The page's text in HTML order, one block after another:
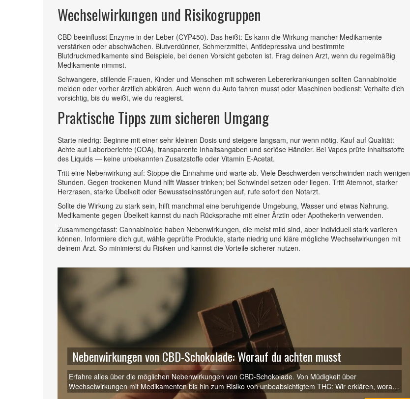
Wechselwirkungen und Risikogruppen
CBD beeinflusst Enzyme in der Leber (CYP450). Das heißt: Es kann die Wirkung mancher Medikamente
verstärken oder abschwächen. Blutverdünner, Schmerzmittel, Antidepressiva und bestimmte
Blutdruckmedikamente sind Beispiele, bei denen Vorsicht geboten ist. Frag deinen Arzt, wenn du regelmäßig
Medikamente nimmst.
Schwangere, stillende Frauen, Kinder und Menschen mit schweren Lebererkrankungen sollten Cannabinoide
meiden oder vorher ärztlich abklären. Auch wenn du Auto fahren musst oder Maschinen bedienst: Verhalte dich
vorsichtig, bis du weißt, wie du reagierst.
Praktische Tipps zum sicheren Umgang
Starte niedrig: Beginne mit einer sehr kleinen Dosis und steigere langsam, nur wenn nötig. Kauf auf Qualität:
Achte auf Laborberichte (COA), transparente Inhaltsangaben und seriöse Händler. Bei Vapes prüfe Inhaltsstoffe
des Liquids — keine unbekannten Zusatzstoffe oder Vitamin E-Acetat.
Tritt eine Nebenwirkung auf: Stoppe die Einnahme und warte ab. Viele Beschwerden verschwinden nach wenigen
Stunden. Gegen trockenen Mund hilft Wasser trinken; bei Schwindel setzen oder liegen. Tritt Atemnot, starker
Herzrasen, starke Übelkeit oder Bewusstseinsstörungen auf, rufe sofort den Notarzt.
Sollte die Wirkung zu stark sein, hilft manchmal eine beruhigende Umgebung, Wasser und etwas Nahrung.
Medikamente gegen Übelkeit kannst du nach Rücksprache mit einer Ärztin oder Apothekerin verwenden.
Zusammengefasst: Cannabinoide haben Nebenwirkungen, die meist mild sind, aber individuell stark variieren
können. Informiere dich gut, wähle geprüfte Produkte, starte niedrig und kläre mögliche Wechselwirkungen mit
deinem Arzt. So minimierst du Risiken und kannst die Vorteile sicherer nutzen.
Nebenwirkungen von CBD-Schokolade: Worauf du achten musst
Erfahre alles über die möglichen Nebenwirkungen von CBD-Schokolade. Von Müdigkeit über
Wechselwirkungen mit Medikamenten bis hin zum Risiko von unbeabsichtigtem THC: Wir erklären, worauf
du beim Genuss achten musst.